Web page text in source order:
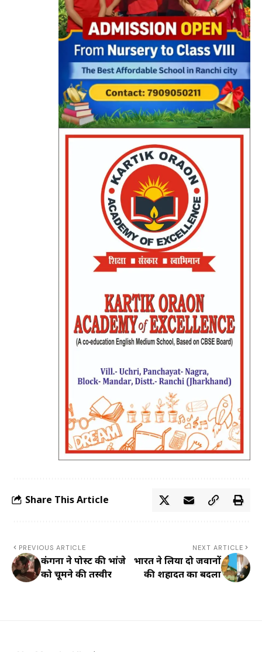
Share This Article
PREVIOUS ARTICLE
कंगना ने पोस्ट की भांजे
को चूमने की तस्वीर
NEXT ARTICLE
भारत ने लिया दो जवानों
की शहादत का बदला